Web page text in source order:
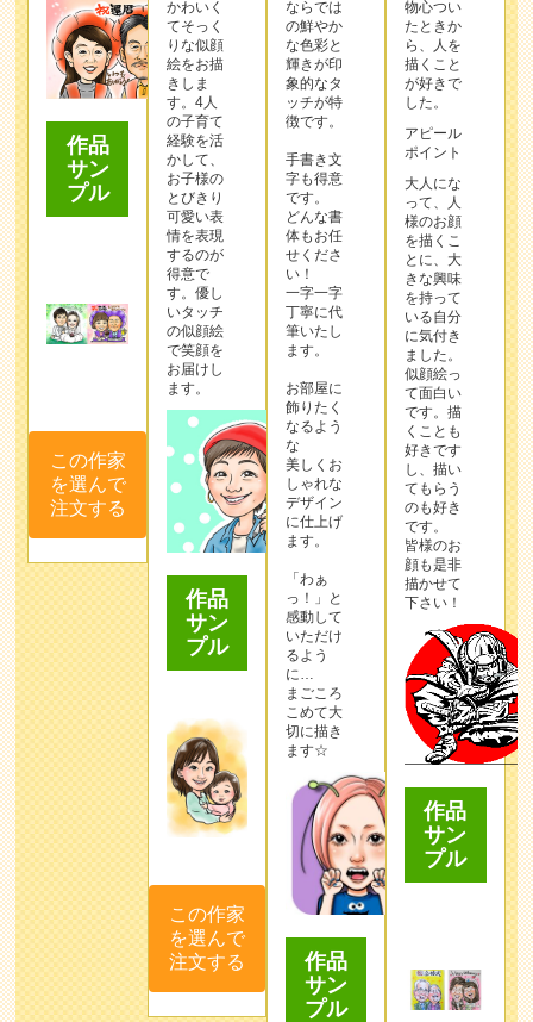
作品
サン
プル
この作家
を選んで
注文する
かわいく
てそっく
りな似顔
絵をお描
きしま
す。4人
の子育て
経験を活
かして、
お子様の
とびきり
可愛い表
情を表現
するのが
得意で
す。優し
いタッチ
の似顔絵
で笑顔を
お届けし
ます。
作品
サン
プル
この作家
を選んで
注文する
ならでは
の鮮やか
な色彩と
輝きが印
象的なタ
ッチが特
徴です。
手書き文
字も得意
です。
どんな書
体もお任
せくださ
い！
一字一字
丁寧に代
筆いたし
ます。
お部屋に
飾りたく
なるよう
な
美しくお
しゃれな
デザイン
に仕上げ
ます。
「わぁ
っ！」と
感動して
いただけ
るよう
に…
まごころ
こめて大
切に描き
ます☆
作品
サン
プル
物心つい
たときか
ら、人を
描くこと
が好きで
した。
アピール
ポイント
大人にな
って、人
様のお顔
を描くこ
とに、大
きな興味
を持って
いる自分
に気付き
ました。
似顔絵っ
て面白い
です。描
くことも
好きです
し、描い
てもらう
のも好き
です。
皆様のお
顔も是非
描かせて
下さい！
作品
サン
プル